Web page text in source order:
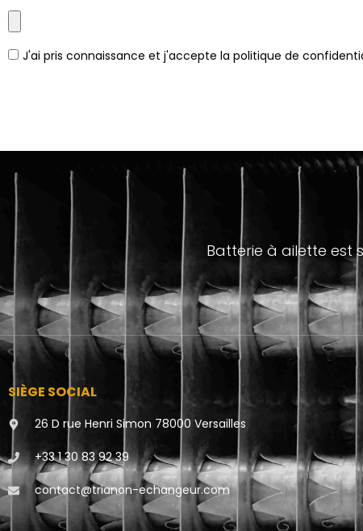
J'ai pris connaissance et j'accepte la politique de
Batterie à ailette est
SIÈGE SOCIAL
26 D rue Henri Simon 78000 Versailles
+33 1 30 83 92 39
contact@trianon-echangeur.com